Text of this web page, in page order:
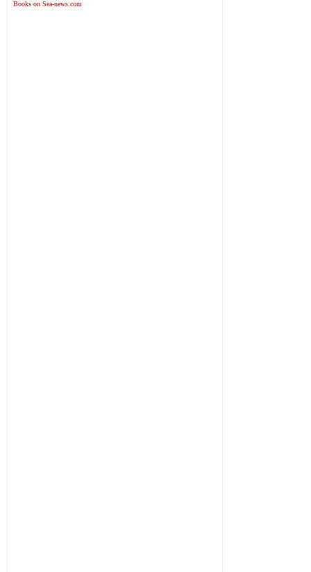
Books on Sea-news.com